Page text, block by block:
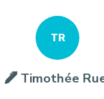
TR
Timothée